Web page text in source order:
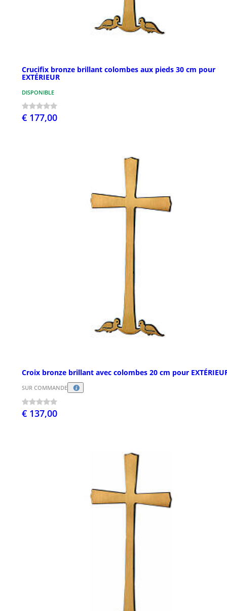
Crucifix bronze brillant colombes aux pieds 30 cm pour
EXTÉRIEUR
DISPONIBLE
€ 177,00
Croix bronze brillant avec colombes 20 cm pour
SUR COMMANDE
€ 137,00